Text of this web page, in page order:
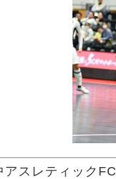
アスレティックFC